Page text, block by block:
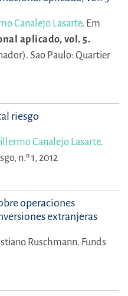
Canalejo Lasarte. Em
aplicado, vol. 5.
Sao Paulo: Quartier
riesgo
Canalejo Lasarte.
n.º 1, 2012
operaciones
extranjeras
Ruschmann. Funds